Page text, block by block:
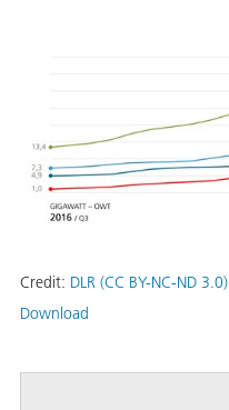
Credit: DLR (CC BY-NC-ND 3.0)
Download